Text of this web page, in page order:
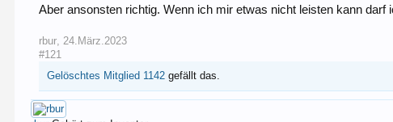
Aber ansonsten richtig. Wenn ich mir etwas nicht leisten kann darf
rbur, 24.März.2023
#121
Gelöschtes Mitglied 1142 gefällt das.